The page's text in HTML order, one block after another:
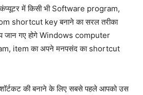
में किसी भी Software program,
shortcut key बनाने का सरल तरीका
जान गए होगे Windows computer
item का अपने मनपसंद का shortcut
शॉर्टकट की बनाने के लिए सबसे पहले आपको उस